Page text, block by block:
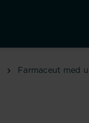
Farmaceut med